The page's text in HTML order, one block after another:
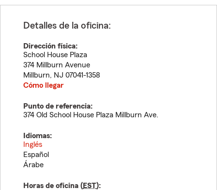
Detalles de la oficina:
Dirección física:
School House Plaza
374 Millburn Avenue
Millburn, NJ 07041-1358
Cómo llegar
Punto de referencia:
374 Old School House Plaza Millburn Ave.
Idiomas:
Inglés
Español
Árabe
Horas de oficina (EST):